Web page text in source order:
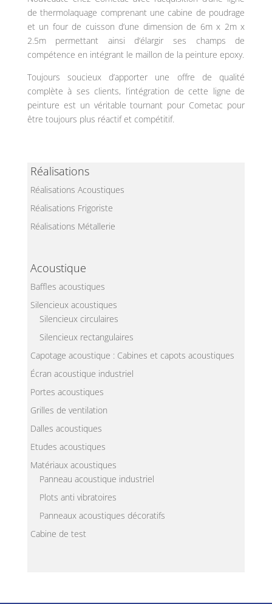
de thermolaquage comprenant une cabine de poudrage
et un four de cuisson d’une dimension de 6m x 2m x
2.5m permettant ainsi d’élargir ses champs de
compétence en intégrant le maillon de la peinture epoxy.
Toujours soucieux d’apporter une offre de qualité
complète à ses clients, l’intégration de cette ligne de
peinture est un véritable tournant pour Cometac pour
être toujours plus réactif et compétitif.
Réalisations
Réalisations Acoustiques
Réalisations Frigoriste
Réalisations Métallerie
Acoustique
Baffles acoustiques
Silencieux acoustiques
Silencieux circulaires
Silencieux rectangulaires
Capotage acoustique : Cabines et capots acoustiques
Écran acoustique industriel
Portes acoustiques
Grilles de ventilation
Dalles acoustiques
Etudes acoustiques
Matériaux acoustiques
Panneau acoustique industriel
Plots anti vibratoires
Panneaux acoustiques décoratifs
Cabine de test